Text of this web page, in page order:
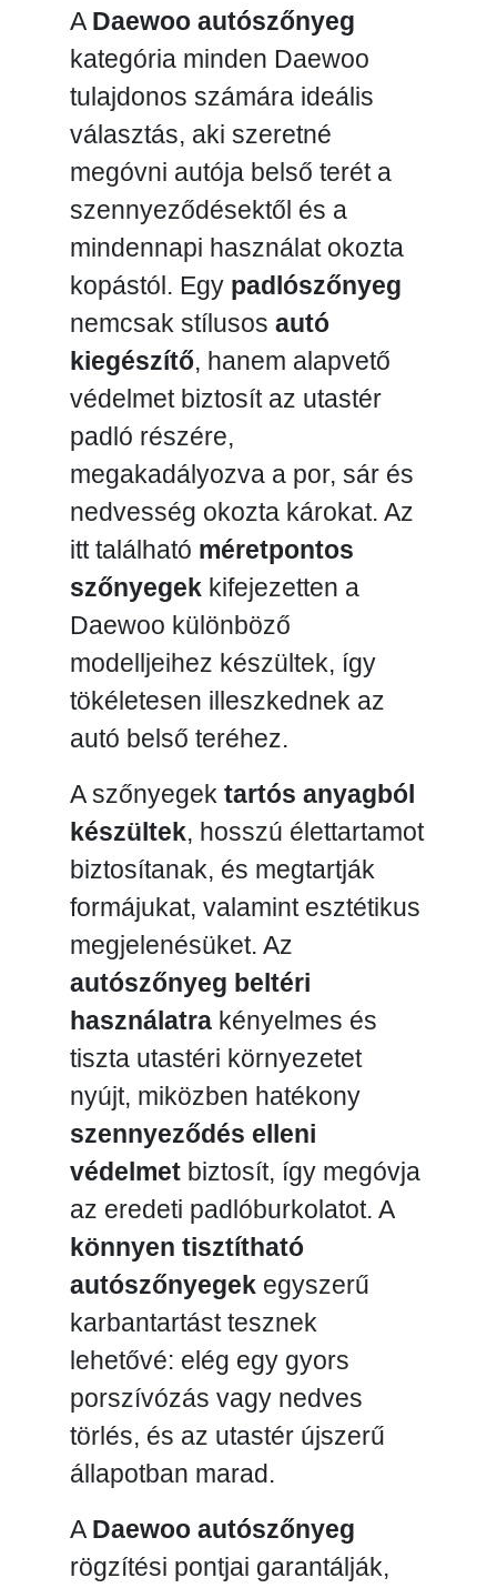
A Daewoo autószőnyeg
kategória minden Daewoo
tulajdonos számára ideális
választás, aki szeretné
megóvni autója belső terét a
szennyeződésektől és a
mindennapi használat okozta
kopástól. Egy padlószőnyeg
nemcsak stílusos autó
kiegészítő, hanem alapvető
védelmet biztosít az utastér
padló részére,
megakadályozva a por, sár és
nedvesség okozta károkat. Az
itt található méretpontos
szőnyegekkifejezetten a
Daewoo különböző
modelljeihez készültek, így
tökéletesen illeszkednek az
autó belső teréhez.
A szőnyegek tartós anyagból
készültek, hosszú élettartamot
biztosítanak, és megtartják
formájukat, valamint esztétikus
megjelenésüket. Az
autószőnyeg beltéri
használatrakényelmes és
tiszta utastéri környezetet
nyújt, miközben hatékony
szennyeződés elleni
védelmetbiztosít, így megóvja
az eredeti padlóburkolatot. A
könnyen tisztítható
autószőnyegekegyszerű
karbantartást tesznek
lehetővé: elég egy gyors
porszívózás vagy nedves
törlés, és az utastér újszerű
állapotban marad.
A Daewoo autószőnyeg
rögzítési pontjai garantálják,